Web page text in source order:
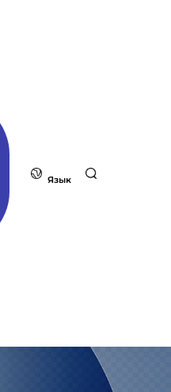
Язык